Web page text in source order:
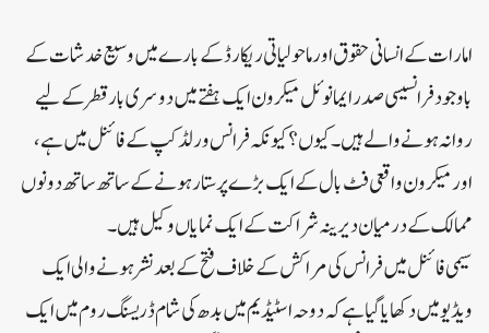
امارات کے انسانی حقوق اور ماحولیاتی ریکارڈ کے بارے میں وسیع خدشات کے
باوجود فرانسیسی صدر ایمانوئل میکرون ایک ہفتے میں دوسری بار قطر کے لیے
روانہ ہونے والے ہیں۔ کیوں؟ کیونکہ فرانس ورلڈ کپ کے فائنل میں ہے،
اور میکرون واقعی فٹ بال کے ایک بڑے پرستار ہونے کے ساتھ ساتھ دونوں
ممالک کے درمیان دیرینہ شراکت کے ایک نمایاں وکیل ہیں۔
سیمی فائنل میں فرانس کی مراکش کے خلاف فتح کے بعد نشر ہونے والی ایک
ویڈیو میں دکھایا گیا ہے کہ دوحہ اسٹیڈیم میں بدھ کی شام ڈریسنگ روم میں ایک